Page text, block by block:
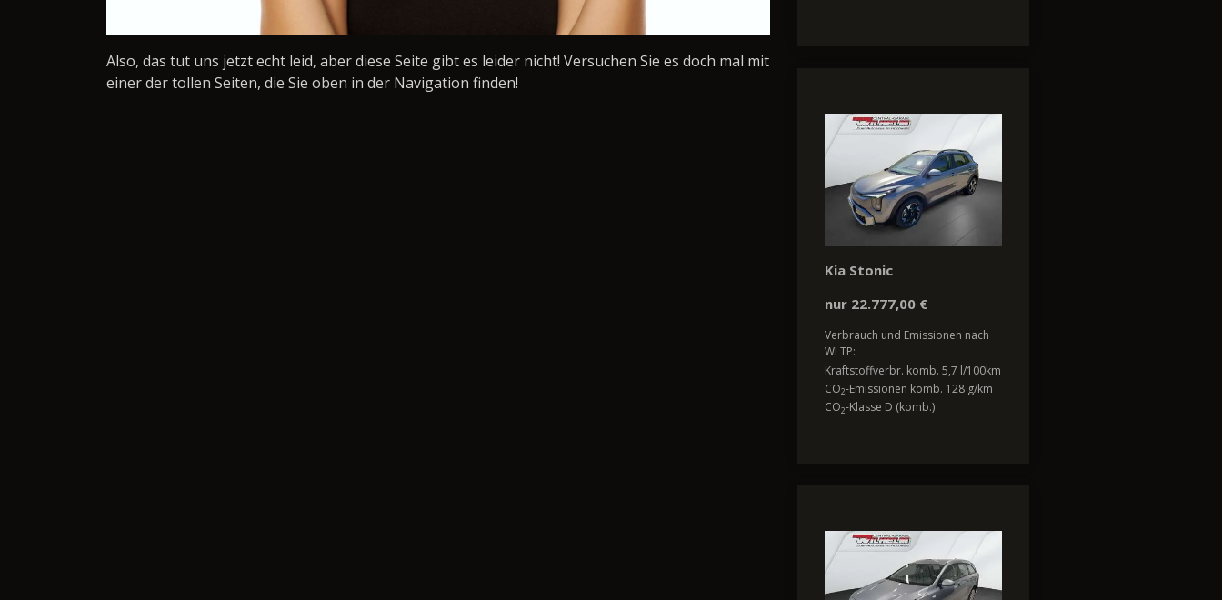
Also, das tut uns jetzt echt leid, aber diese Seite gibt es leider nicht! Versuchen Sie es doch mal mit
einer der tollen Seiten, die Sie oben in der Navigation finden!
Kia Stonic
nur 22.777,00 €
Verbrauch und Emissionen nach
WLTP:
Kraftstoffverbr. komb. 5,7 l/100km
CO2-Emissionen komb. 128 g/km
CO2-Klasse D (komb.)